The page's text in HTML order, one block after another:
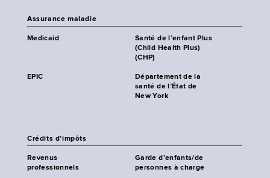
Assurance maladie
Medicaid
Santé de l’enfant Plus
(Child Health Plus)
(CHP)
EPIC
Département de la
santé de l’État de
New York
Crédits d’impôts
Revenus
professionnels
Garde d’enfants/de
personnes à charge